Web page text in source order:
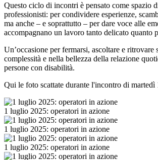
Questo ciclo di incontri è pensato come spazio
professionisti: per condividere esperienze,
ma anche – e soprattutto – per dare voce alle
accompagnano un lavoro tanto delicato quanto
Un’occasione per fermarsi, ascoltare e ritrovare
complessità e nella bellezza della relazione
persone con disabilità.
Qui le foto scattate durante l'incontro di
1 luglio 2025: operatori in azione
1 luglio 2025: operatori in azione
1 luglio 2025: operatori in azione